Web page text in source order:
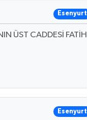
Esenyurt
ÜST CADDESİ FATİH
Esenyurt